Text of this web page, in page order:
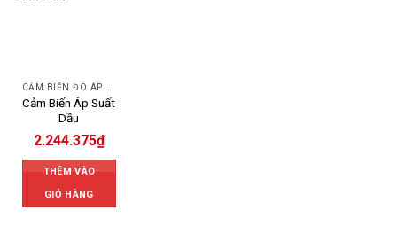
CẢM BIẾN ĐO ÁP SUẤT
Cảm Biến Áp Suất
Dầu
2.244.375₫
THÊM VÀO
GIỎ HÀNG